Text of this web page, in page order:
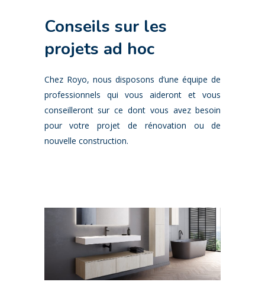
Conseils sur les
projets ad hoc
Chez Royo, nous disposons d’une équipe de
professionnels qui vous aideront et vous
conseilleront sur ce dont vous avez besoin
pour votre projet de rénovation ou de
nouvelle construction.